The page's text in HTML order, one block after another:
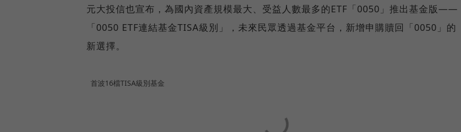
元大投信也宣布，為國內資產規模最大、受益人數最多的ETF「0050」推出基金版——
「0050 ETF連結基金TISA級別」，未來民眾透過基金平台，新增申購贖回「0050」的
新選擇。
首波16檔TISA級別基金